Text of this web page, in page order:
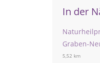
In der
Graben-
5,52 km